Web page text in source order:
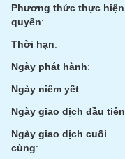
Phương thức thực hiện
quyền:
Thời hạn:
Ngày phát hành:
Ngày niêm yết:
Ngày giao dịch đầu tiên
Ngày giao dịch cuối
cùng:
Tất cả
tức
viết
của